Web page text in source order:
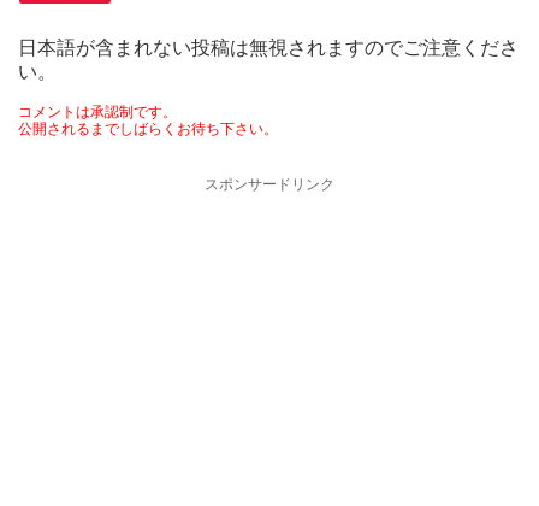
日本語が含まれない投稿は無視されますのでご注意くださ
い。
コメントは承認制です。
公開されるまでしばらくお待ち下さい。
スポンサードリンク